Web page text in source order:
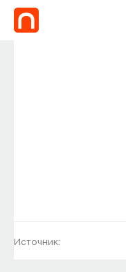
Источник: